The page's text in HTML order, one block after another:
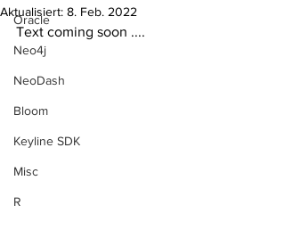
Oracle
Neo4j
NeoDash
Bloom
Keyline SDK
Misc
R
Aktualisiert: 8. Feb. 2022
Text coming soon ....